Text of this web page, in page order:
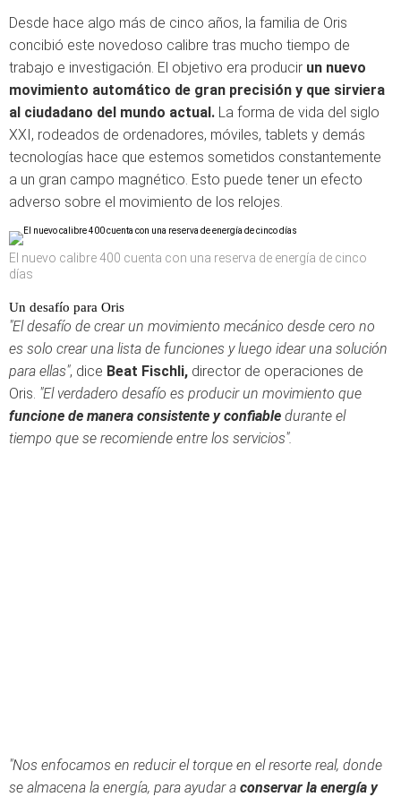
Desde hace algo más de cinco años, la familia de Oris
concibió este novedoso calibre tras mucho tiempo de
trabajo e investigación. El objetivo era producir un nuevo
movimiento automático de gran precisión y que sirviera
al ciudadano del mundo actual. La forma de vida del siglo
XXI, rodeados de ordenadores, móviles, tablets y demás
tecnologías hace que estemos sometidos constantemente
a un gran campo magnético. Esto puede tener un efecto
adverso sobre el movimiento de los relojes.
El nuevo calibre 400 cuenta con una reserva de energía de cinco
días
Un desafío para Oris
"El desafío de crear un movimiento mecánico desde cero no
es solo crear una lista de funciones y luego idear una solución
para ellas", dice Beat Fischli, director de operaciones de
Oris. "El verdadero desafío es producir un movimiento que
funcione de manera consistente y confiable durante el
tiempo que se recomiende entre los servicios".
"Nos enfocamos en reducir el torque en el resorte real, donde
se almacena la energía, para ayudar a conservar la energía y